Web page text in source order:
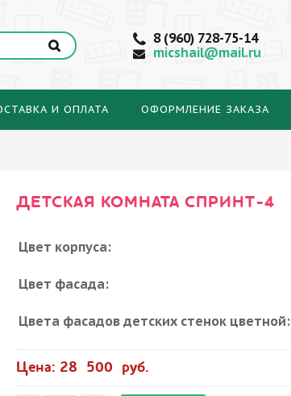
8 (960) 728-75-14
micshail@mail.ru
И ОПЛАТА ОФОРМЛЕНИЕ ЗАКАЗА
ДЕТСКАЯ КОМНАТА СПРИНТ-4
Цвет корпуса:
Цвет фасада:
Цвета фасадов детских стенок цветной:
Цена: 28 500 руб.